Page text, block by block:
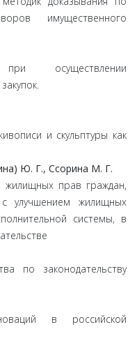
имущественного
осуществлении
и скульптуры как
Ю. Г., Ссорина М. Г.
прав граждан,
улучшением жилищных
системы, в
по законодательству
в российской